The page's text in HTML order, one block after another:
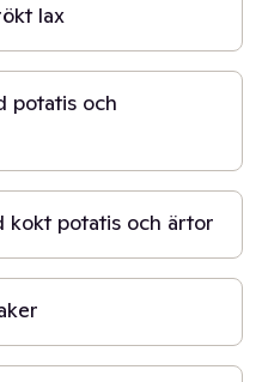
lax
potatis och
kokt potatis och ärtor